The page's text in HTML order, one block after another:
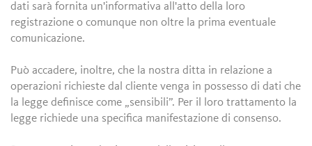
dati sarà fornita un'informativa all'atto della loro
registrazione o comunque non oltre la prima eventuale
comunicazione.
Può accadere, inoltre, che la nostra ditta in relazione a
operazioni richieste dal cliente venga in possesso di dati che
la legge definisce come „sensibili”. Per il loro trattamento la
legge richiede una specifica manifestazione di consenso.